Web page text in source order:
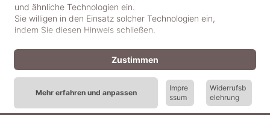
© 2018-2025 dekoster GmbH
und ähnliche Technologien ein.
Sie willigen in den Einsatz solcher Technologien ein,
indem Sie diesen Hinweis schließen.
Mehr erfahren und anpassen
Impre
ssum
Widerrufsb
elehrung
Zustimmen